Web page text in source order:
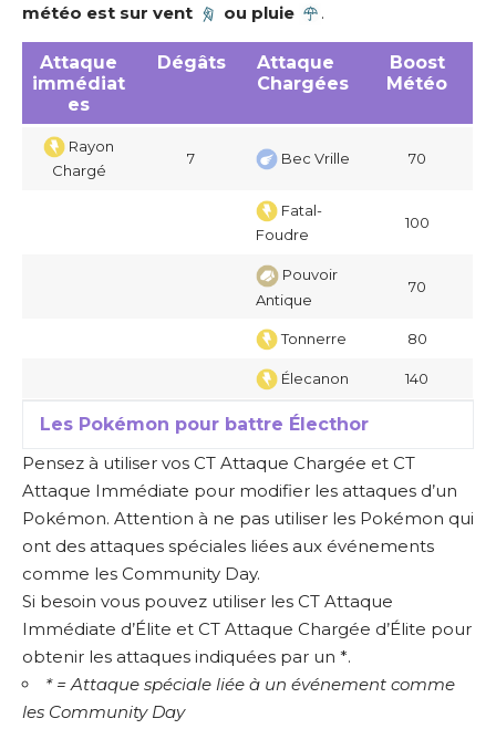
météo est sur vent
ou pluie .
Attaque
immédiat
es
Dégâts
Attaque
Chargées
Boost
Météo
Rayon
Chargé
7 Bec Vrille 70
Fatal-
Foudre
100
Pouvoir
Antique
70
Tonnerre 80
Élecanon 140
Les Pokémon pour battre Électhor
Pensez à utiliser vos CT Attaque Chargée et CT
Attaque Immédiate pour modifier les attaques d’un
Pokémon. Attention à ne pas utiliser les Pokémon qui
ont des attaques spéciales liées aux événements
comme les Community Day.
Si besoin vous pouvez utiliser les CT Attaque
Immédiate d’Élite et CT Attaque Chargée d’Élite pour
obtenir les attaques indiquées par un *.
* = Attaque spéciale liée à un événement comme
les Community Day